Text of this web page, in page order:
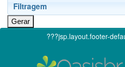
Filtragem
???jsp.layout.footer-